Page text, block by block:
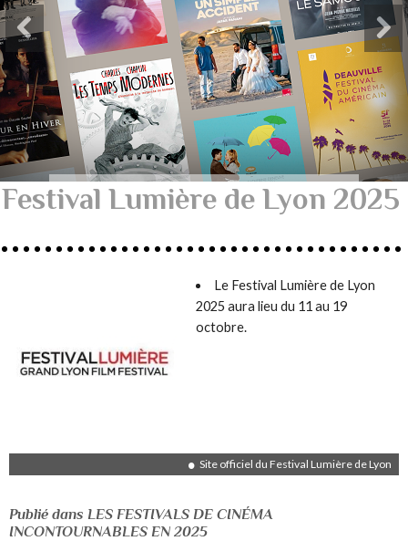
Festival Lumière de Lyon 2025
Le Festival Lumière de Lyon
2025 aura lieu du 11 au 19
octobre.
Site officiel du Festival Lumière de Lyon
Publié dans LES FESTIVALS DE CINÉMA
INCONTOURNABLES EN 2025